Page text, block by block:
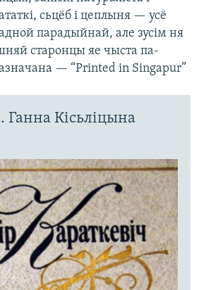
сьцёб і цеплыня — усё
парадыйнай, але зусім ня
старонцы яе чыста па-
— “Printed in Singapur”
Ганна Кісьліцына